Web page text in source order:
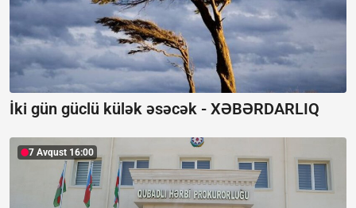
İki gün güclü külək əsəcək - XƏBƏRDARLIQ
7 Avqust 16:00